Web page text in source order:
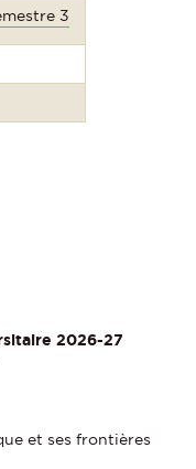
3
2026-27
et ses frontières